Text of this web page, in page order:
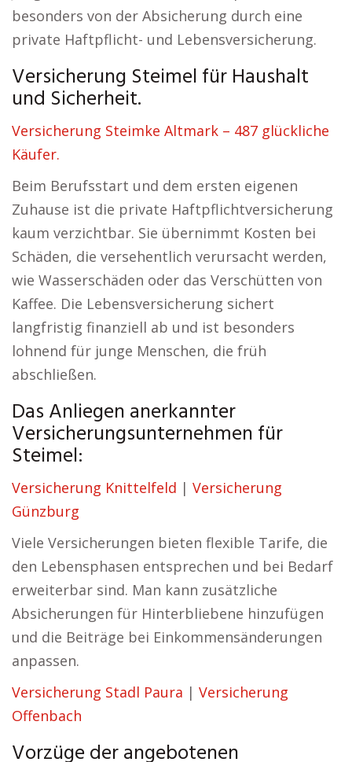
besonders von der Absicherung durch eine
private Haftpflicht- und Lebensversicherung.
Versicherung Steimel für Haushalt
und Sicherheit.
Versicherung Steimke Altmark – 487 glückliche
Käufer.
Beim Berufsstart und dem ersten eigenen
Zuhause ist die private Haftpflichtversicherung
kaum verzichtbar. Sie übernimmt Kosten bei
Schäden, die versehentlich verursacht werden,
wie Wasserschäden oder das Verschütten von
Kaffee. Die Lebensversicherung sichert
langfristig finanziell ab und ist besonders
lohnend für junge Menschen, die früh
abschließen.
Das Anliegen anerkannter
Versicherungsunternehmen für
Steimel:
Versicherung Knittelfeld | Versicherung
Günzburg
Viele Versicherungen bieten flexible Tarife, die
den Lebensphasen entsprechen und bei Bedarf
erweiterbar sind. Man kann zusätzliche
Absicherungen für Hinterbliebene hinzufügen
und die Beiträge bei Einkommensänderungen
anpassen.
Versicherung Stadl Paura | Versicherung
Offenbach
Vorzüge der angebotenen